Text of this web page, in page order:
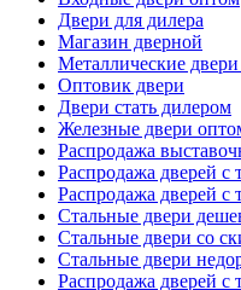
Двери для дилера
Магазин дверной
Металлические
Оптовик двери
Двери стать дилером
Железные двери
Распродажа
Распродажа дверей с
Распродажа дверей с
Стальные двери
Стальные двери со
Стальные двери
Распродажа дверей с